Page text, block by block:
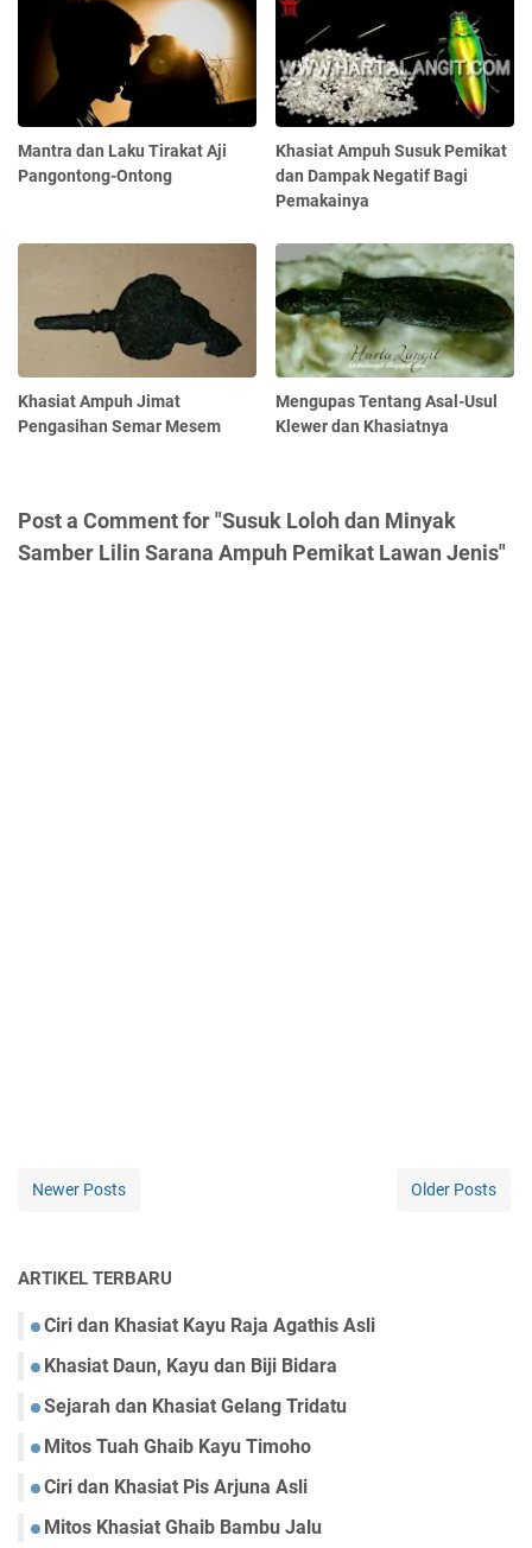
Mantra dan Laku Tirakat Aji
Pangontong-Ontong
Khasiat Ampuh Susuk Pemikat
dan Dampak Negatif Bagi
Pemakainya
Khasiat Ampuh Jimat
Pengasihan Semar Mesem
Mengupas Tentang Asal-Usul
Klewer dan Khasiatnya
Post a Comment for "Susuk Loloh dan Minyak
Samber Lilin Sarana Ampuh Pemikat Lawan Jenis"
Newer Posts Older Posts
ARTIKEL TERBARU
Ciri dan Khasiat Kayu Raja Agathis Asli
Khasiat Daun, Kayu dan Biji Bidara
Sejarah dan Khasiat Gelang Tridatu
Mitos Tuah Ghaib Kayu Timoho
Ciri dan Khasiat Pis Arjuna Asli
Mitos Khasiat Ghaib Bambu Jalu